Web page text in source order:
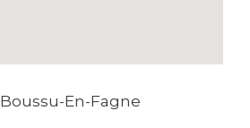
En-Fagne